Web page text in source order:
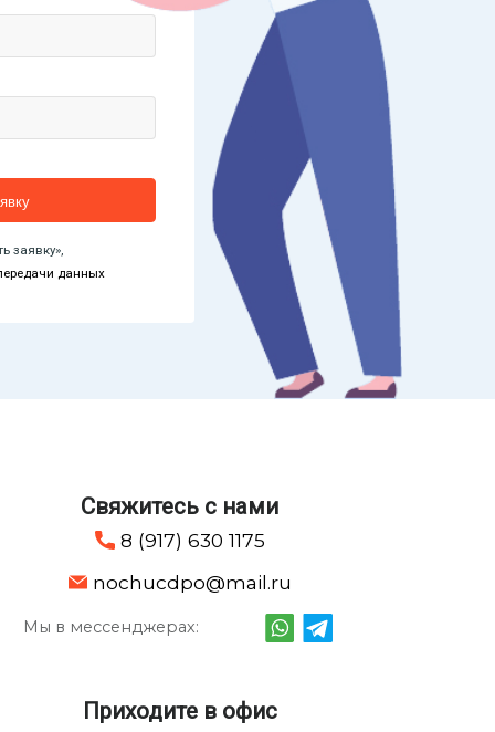
заявку»,
данных
Свяжитесь с нами
8 (917) 630 1175
nochucdpo@mail.ru
Мы в мессенджерах:
Приходите в офис